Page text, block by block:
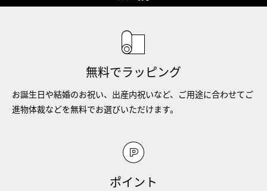
無料でラッピング
お誕生日や結婚のお祝い、出産内祝いなど、ご用途に合わせてご
進物体裁などを無料でお選びいただけます。
ポイント